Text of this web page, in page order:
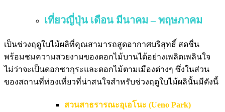
เที่ยวญี่ปุ่น เดือน มีนาคม – พฤษภาคม
เป็นช่วงฤดูใบไม้ผลิที่คุณสามารถสูดอากาศบริสุทธิ์ สดชื่น
พร้อมชมความสวยงามของดอกไม้บานได้อย่างเพลิดเพลินใจ
ไม่ว่าจะเป็นดอกซากุระและดอกไม้ตามเมืองต่างๆ ซึ่งในส่วน
ของสถานที่ท่องเที่ยวที่น่าสนใจสำหรับช่วงฤดูใบไม้ผลินั้นมีดังนี้
สวนสาธรารณะอุเอโนะ (Ueno Park)